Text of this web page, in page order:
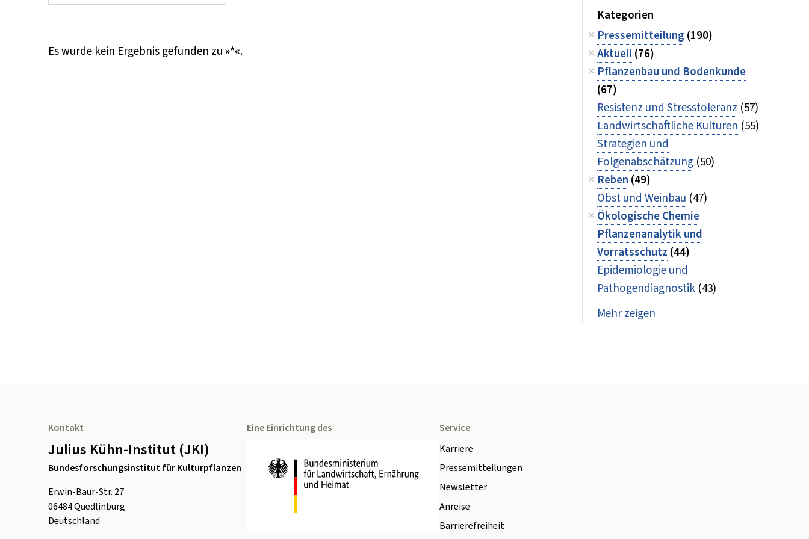
Es wurde kein Ergebnis gefunden zu»*«.
Kategorien
Pressemitteilung (190)
Aktuell(76)
Pflanzenbau und Bodenkunde
(67)
Resistenz und Stresstoleranz (57)
Landwirtschaftliche Kulturen (55)
Strategien und
Folgenabschätzung (50)
Reben (49)
Obst und Weinbau (47)
Ökologische Chemie
Pflanzenanalytik und
Vorratsschutz (44)
Epidemiologie und
Pathogendiagnostik (43)
Mehr zeigen
Kontakt
Julius Kühn-Institut (JKI)
Bundesforschungsinstitut für Kulturpflanzen
Erwin-Baur-Str. 27
06484Quedlinburg
Deutschland
Eine Einrichtung des
Service
Karriere
Pressemitteilungen
Newsletter
Anreise
Barrierefreiheit